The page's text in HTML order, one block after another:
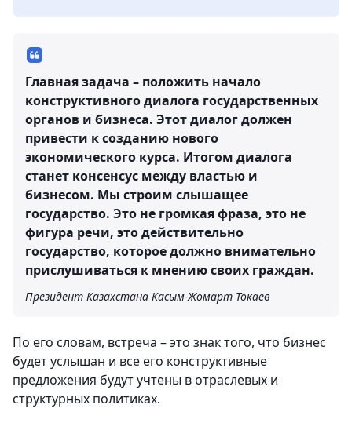
Главная задача – положить начало
конструктивного диалога государственных
органов и бизнеса. Этот диалог должен
привести к созданию нового
экономического курса. Итогом диалога
станет консенсус между властью и
бизнесом. Мы строим слышащее
государство. Это не громкая фраза, это не
фигура речи, это действительно
государство, которое должно внимательно
прислушиваться к мнению своих граждан.
Президент Казахстана Касым-Жомарт Токаев
По его словам, встреча – это знак того, что бизнес
будет услышан и все его конструктивные
предложения будут учтены в отраслевых и
структурных политиках.